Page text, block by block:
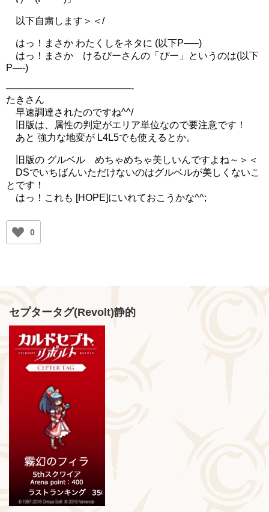
以下自粛します＞＜/
はっ！まさか わたくしをネタに (以下P—–)
はっ！まさか けるぴーさんの「ぴー」というのは(以下
P—-)
—————————————-
たきさん
早速調達されたのですね^^/
旧版は、属性の判定がエリア単位なので要注意です！
あと 強力な地変が L4L5でも使えるとか。
旧版の グルベル めちゃめちゃ美しいんですよね～＞＜
DSでいちばんいただけないのはグルベルが美しくないこ
とです！
はっ！これも [HOPE]にいれておこうかな^^;
0
セプタータグ(Revolt)静的